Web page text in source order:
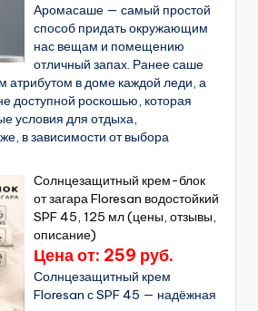
Аромасаше — самый простой
способ придать окружающим
нас вещам и помещению
отличный запах. Ранее саше
в доме каждой леди, а
доступной роскошью, которая
условия для отдыха,
в зависимости от выбора
Солнцезащитный крем-блок
от загара Floresan водостойкий
SPF 45, 125 мл (цены, отзывы,
описание)
Цена от: 259 руб.
Солнцезащитный крем
Floresan с SPF 45 — надёжная